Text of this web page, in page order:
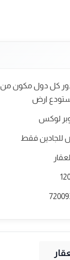
ارض
لوكس
للجادين فقط